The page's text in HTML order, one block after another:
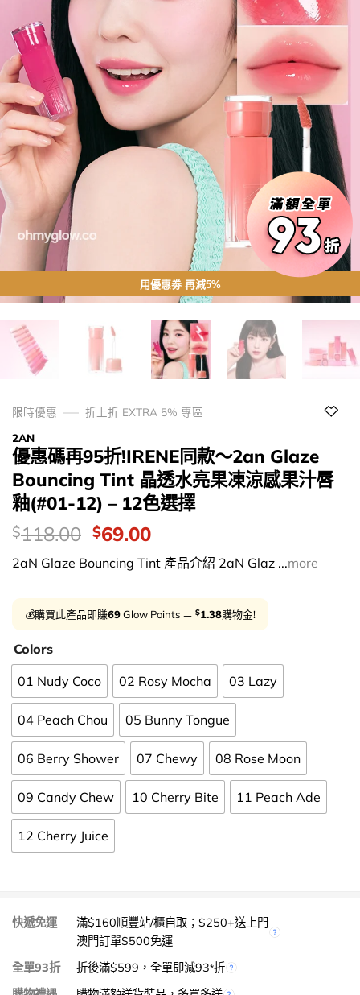
用優惠劵 再減5%
限時優惠
折上折 EXTRA 5% 專區
2AN
優惠碼再95折!IRENE同款～2an Glaze
Bouncing Tint 晶透水亮果凍涼感果汁唇
釉(#01-12) – 12色選擇
價
錢：
$118.00 Original
price
was:
$69.00Current
price
is:
2aN Glaze Bouncing Tint 產品介紹 2aN Glaz ...more
💰購買此產品即賺69Glow Points ＝ $1.38購物金!
Colors
01 Nudy Coco 02 Rosy Mocha 03 Lazy
04 Peach Chou 05 Bunny Tongue
06 Berry Shower 07 Chewy 08 Rose Moon
09 Candy Chew 10 Cherry Bite 11 Peach Ade
12 Cherry Juice
快遞免運
滿$160順豐站/櫃自取；$250+送上門
澳門訂單$500免運
全單93折
折後滿$599，全單即減93*折